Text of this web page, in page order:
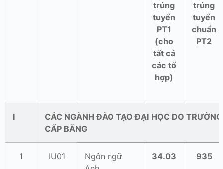
trúng
tuyển
PT1
(cho
tất cả
các tổ
hợp)
trúng
tuyển
chuẩn
PT2
I
CÁC NGÀNH ĐÀO TẠO ĐẠI HỌC DO
CẤP BẰNG
1 IU01
Ngôn ngữ
34.03 935